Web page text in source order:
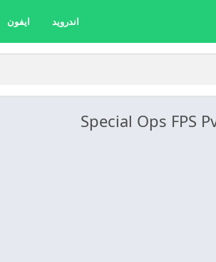
اندرويد ايفون